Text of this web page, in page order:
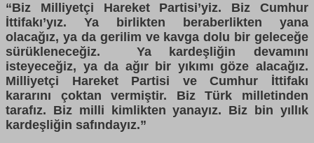
“Biz Milliyetçi Hareket Partisi’yiz. Biz Cumhur
İttifakı’yız. Ya birlikten beraberlikten yana
olacağız, ya da gerilim ve kavga dolu bir geleceğe
sürükleneceğiz. Ya kardeşliğin devamını
isteyeceğiz, ya da ağır bir yıkımı göze alacağız.
Milliyetçi Hareket Partisi ve Cumhur İttifakı
kararını çoktan vermiştir. Biz Türk milletinden
tarafız. Biz milli kimlikten yanayız. Biz bin yıllık
kardeşliğin safındayız.”